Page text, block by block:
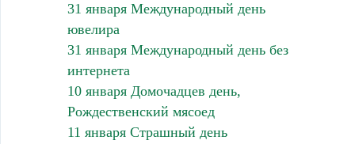
31 января Международный день
ювелира
31 января Международный день без
интернета
10 января Домочадцев день,
Рождественский мясоед
11 января Страшный день